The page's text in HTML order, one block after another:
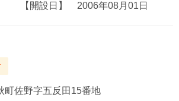
【開設日】 2006年08月01日
町佐野字五反田15番地